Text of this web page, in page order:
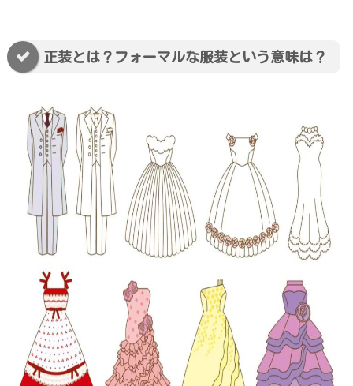
正装とは？フォーマルな服装という意味は？